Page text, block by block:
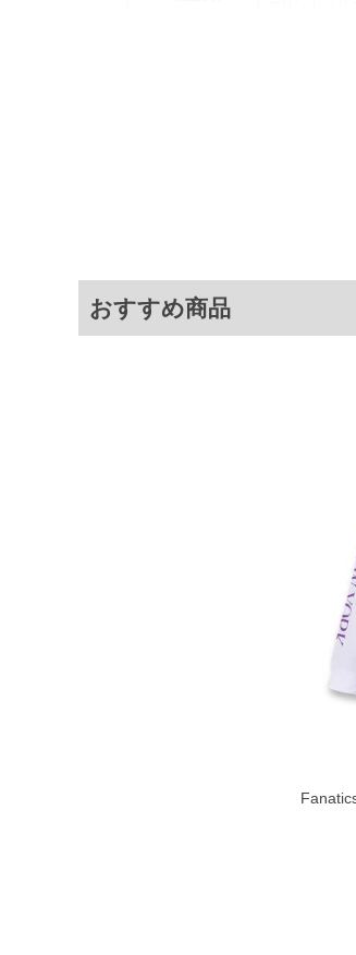
※商品によって
※当店での掲載
のお取り寄せ等
ことがない様最
で予めご了承く
※【ボトムの裾
裾上げ料金は
備考欄に股下
が対象。1本
出荷まで約1週
尚、裾上げした
一部、お直しに
いる、極端なデ
※【返品交換につ
返品交換希望の
おすすめ商品